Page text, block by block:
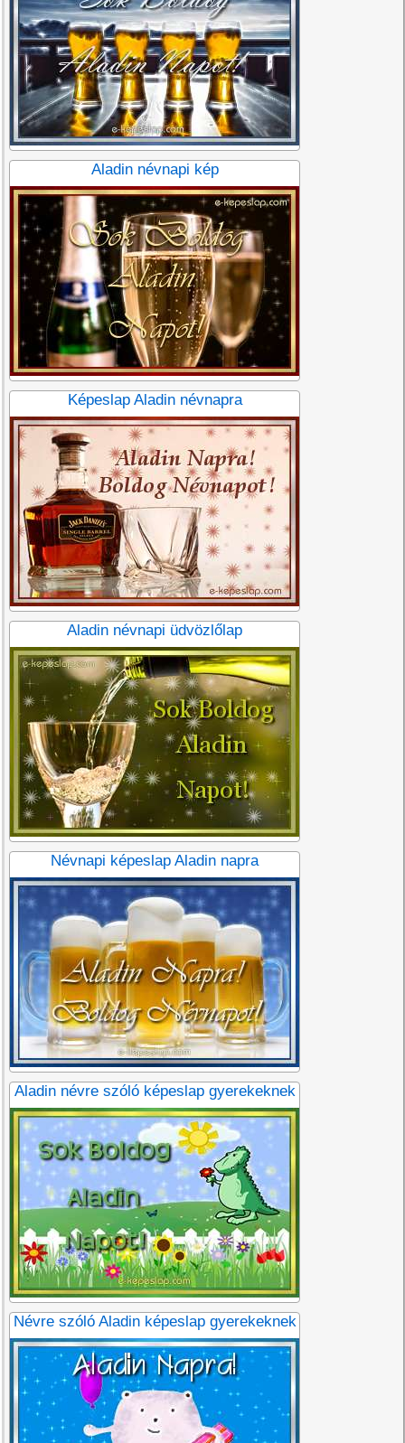
Aladin névnapi kép
Képeslap Aladin névnapra
Aladin névnapi üdvözlőlap
Névnapi képeslap Aladin napra
Aladin névre szóló képeslap gyerekeknek
Névre szóló Aladin képeslap gyerekeknek